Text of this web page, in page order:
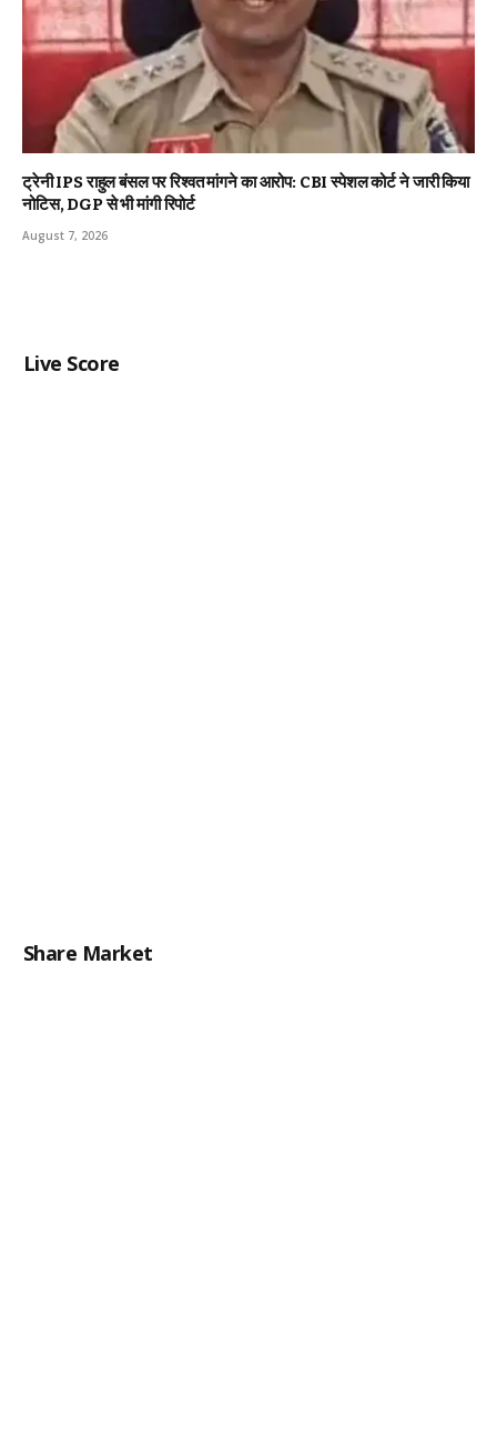
ट्रेनी IPS राहुल बंसल पर रिश्वत मांगने का आरोप: CBI स्पेशल कोर्ट ने जारी किया
नोटिस, DGP से भी मांगी रिपोर्ट
August 7, 2026
Live Score
Share Market